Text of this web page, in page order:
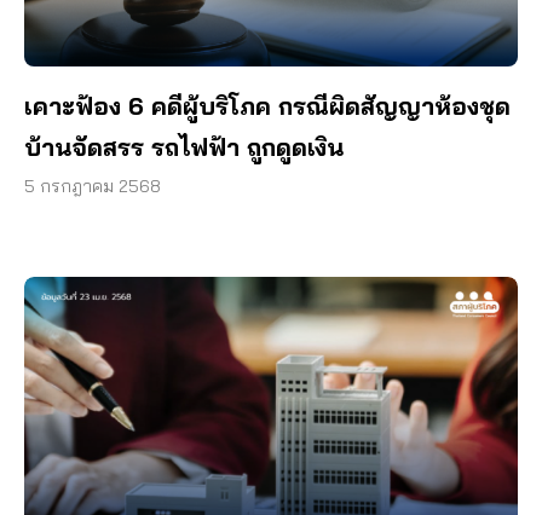
เคาะฟ้อง 6 คดีผู้บริโภค กรณีผิดสัญญาห้องชุด
บ้านจัดสรร รถไฟฟ้า ถูกดูดเงิน
5 กรกฎาคม 2568